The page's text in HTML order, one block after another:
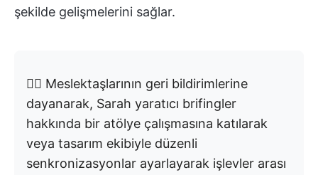
şekilde gelişmelerini sağlar.
👉🏼 Meslektaşlarının geri bildirimlerine
dayanarak, Sarah yaratıcı brifingler
hakkında bir atölye çalışmasına katılarak
veya tasarım ekibiyle düzenli
senkronizasyonlar ayarlayarak işlevler arası